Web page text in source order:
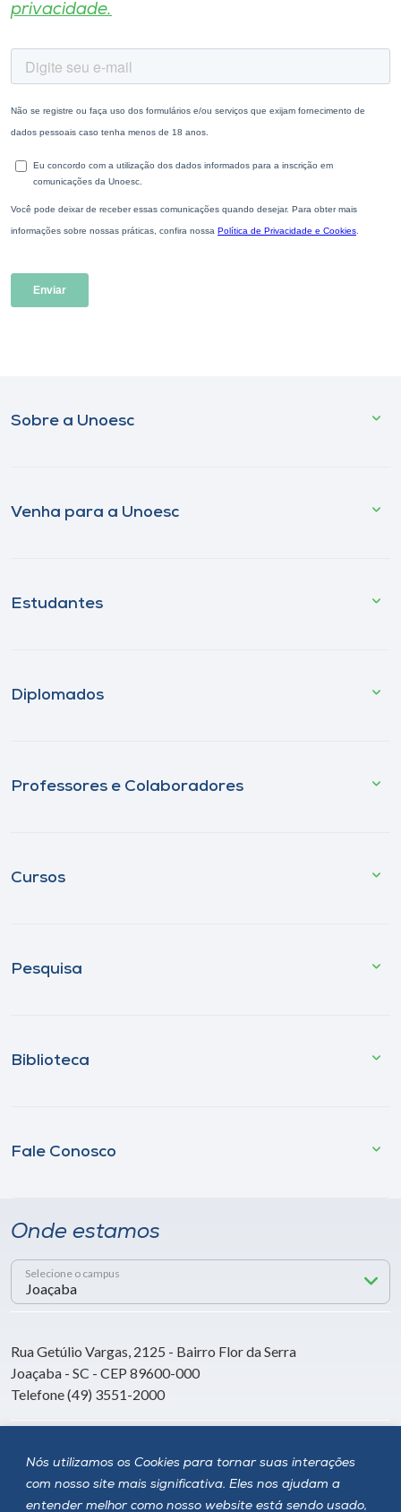
Nós utilizamos os Cookies para tornar suas interações
com nosso site mais significativa. Eles nos ajudam a
entender melhor como nosso website está sendo usado,
privacidade.
Sobre a Unoesc
Venha para a Unoesc
Estudantes
Diplomados
Professores e Colaboradores
Cursos
Pesquisa
Biblioteca
Fale Conosco
Onde estamos
Selecione o campus
Rua Getúlio Vargas, 2125 - Bairro Flor da Serra
Joaçaba - SC - CEP 89600-000
Telefone (49) 3551-2000
Siga a Unoesc